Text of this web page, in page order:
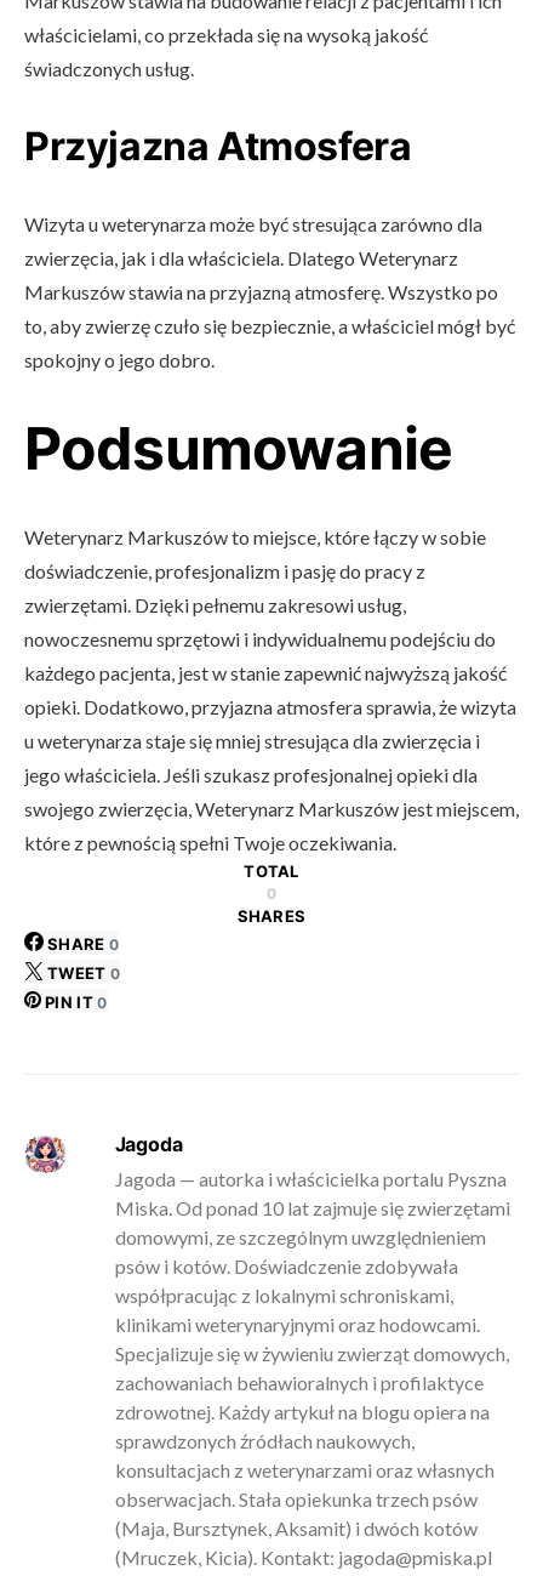
właścicielami, co przekłada się na wysoką jakość
świadczonych usług.
Przyjazna Atmosfera
Wizyta u weterynarza może być stresująca zarówno dla
zwierzęcia, jak i dla właściciela. Dlatego Weterynarz
Markuszów stawia na przyjazną atmosferę. Wszystko po
to, aby zwierzę czuło się bezpiecznie, a właściciel mógł być
spokojny o jego dobro.
Podsumowanie
Weterynarz Markuszów to miejsce, które łączy w sobie
doświadczenie, profesjonalizm i pasję do pracy z
zwierzętami. Dzięki pełnemu zakresowi usług,
nowoczesnemu sprzętowi i indywidualnemu podejściu do
każdego pacjenta, jest w stanie zapewnić najwyższą jakość
opieki. Dodatkowo, przyjazna atmosfera sprawia, że wizyta
u weterynarza staje się mniej stresująca dla zwierzęcia i
jego właściciela. Jeśli szukasz profesjonalnej opieki dla
swojego zwierzęcia, Weterynarz Markuszów jest miejscem,
które z pewnością spełni Twoje oczekiwania.
TOTAL
0
SHARES
SHARE 0
TWEET 0
PIN IT 0
Jagoda
Jagoda — autorka i właścicielka portalu Pyszna
Miska. Od ponad 10 lat zajmuje się zwierzętami
domowymi, ze szczególnym uwzględnieniem
psów i kotów. Doświadczenie zdobywała
współpracując z lokalnymi schroniskami,
klinikami weterynaryjnymi oraz hodowcami.
Specjalizuje się w żywieniu zwierząt domowych,
zachowaniach behawioralnych i profilaktyce
zdrowotnej. Każdy artykuł na blogu opiera na
sprawdzonych źródłach naukowych,
konsultacjach z weterynarzami oraz własnych
obserwacjach. Stała opiekunka trzech psów
(Maja, Bursztynek, Aksamit) i dwóch kotów
(Mruczek, Kicia). Kontakt: jagoda@pmiska.pl